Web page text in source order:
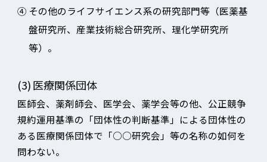
④ その他のライフサイエンス系の研究部門等（医薬基
盤研究所、産業技術総合研究所、理化学研究所
等）。
(3)医療関係団体
医師会、薬剤師会、医学会、薬学会等の他、公正競争
規約運用基準の「団体性の判断基準」による団体性の
ある医療関係団体で「○○研究会」等の名称の如何を
問わない。